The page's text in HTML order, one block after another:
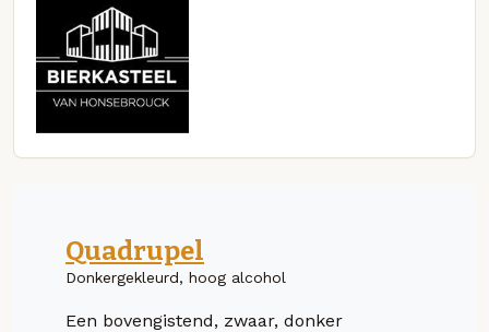
Quadrupel
Donkergekleurd, hoog alcohol
Een bovengistend, zwaar, donker